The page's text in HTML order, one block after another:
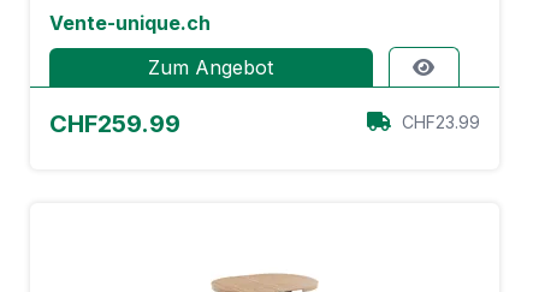
Vente-unique.ch
Zum Angebot
CHF259.99 CHF23.99